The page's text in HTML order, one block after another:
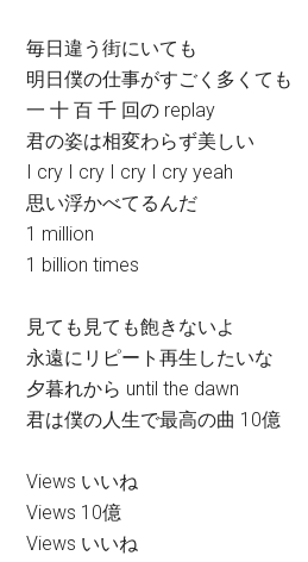
毎日違う街にいても
明日僕の仕事がすごく多くても
一 十 百 千 回の replay
君の姿は相変わらず美しい
I cry I cry I cry I cry yeah
思い浮かべてるんだ
1 million
1 billion times
見ても見ても飽きないよ
永遠にリピート再生したいな
夕暮れから until the dawn
君は僕の人生で最高の曲 10億
Views いいね
Views 10億
Views いいね